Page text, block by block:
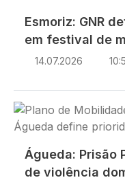
Esmoriz: GNR
em festival de
14.07.2026
Imagem
Águeda: Prisão
de violência